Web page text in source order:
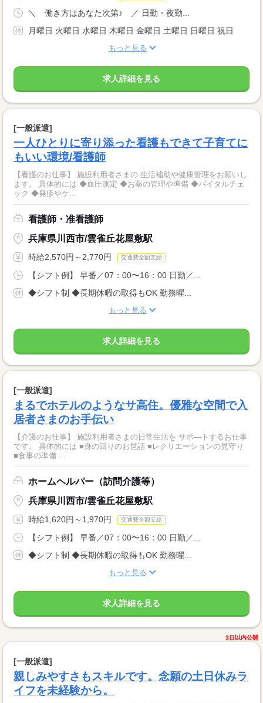
＼ 働き方はあなた次第♪ ／ 日勤・夜勤...
月曜日 火曜日 水曜日 木曜日 金曜日 土曜日 日曜日 祝日
もっと見る
求人詳細を見る
[一般派遣]
一人ひとりに寄り添った看護もできて子育てに
もいい環境/看護師
【看護のお仕事】 施設利用者さまの 生活補助や健康管理をお願いし
ます。 具体的には ◆血圧測定 ◆お薬の管理や準備 ◆バイタルチェ
ック ◆発疹やケ...
看護師・准看護師
兵庫県川西市/雲雀丘花屋敷駅
時給2,570円～2,770円 交通費全額支給
【シフト例】 早番／07：00〜16：00 日勤／...
◆シフト制 ◆長期休暇の取得もOK 勤務曜...
もっと見る
求人詳細を見る
[一般派遣]
まるでホテルのようなサ高住。優雅な空間で入
居者さまのお手伝い
【介護のお仕事】 施設利用者さまの日常生活を サポ―トするお仕事
です。 具体的には ■身の回りのお世話 ■レクリエーションの見守り
■食事の準備 ...
ホームヘルパー（訪問介護等）
兵庫県川西市/雲雀丘花屋敷駅
時給1,620円～1,970円 交通費全額支給
【シフト例】 早番／07：00〜16：00 日勤／...
◆シフト制 ◆長期休暇の取得もOK 勤務曜...
もっと見る
求人詳細を見る
3日以内公開
[一般派遣]
親しみやすさもスキルです。念願の土日休みラ
イフを未経験から。